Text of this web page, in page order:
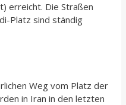
erreicht. Die Straßen
Platz sind ständig
Weg vom Platz der
in Iran in den letzten